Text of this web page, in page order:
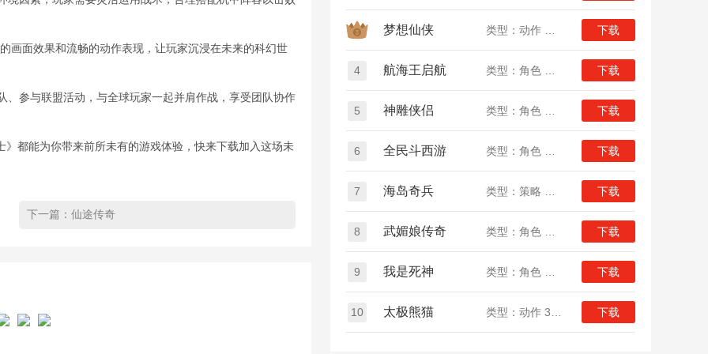
画面效果和流畅的动作表现，让玩家沉浸在未来的科幻世
参与联盟活动，与全球玩家一起并肩作战，享受团队协作
都能为你带来前所未有的游戏体验，快来下载加入这场未
下一篇： 仙途传奇
梦想仙侠 下载
4 航海王启航 下载
5 神雕侠侣 下载
6 全民斗西游 下载
7 海岛奇兵 下载
8 武媚娘传奇 下载
9 我是死神 下载
10 太极熊猫 下载